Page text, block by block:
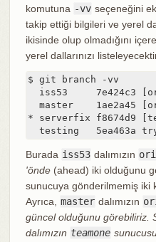
komutuna -vv seçeneğini
takip ettiği bilgileri ve yerel
ikisinde olup olmadığını
yerel dallarınızı
$ git branch -vv
iss53     7e424c3
master    1ae2a45
* serverfix f8674d9
testing   5ea463a
Burada iss53 dalımızın
'önde(ahead) iki olduğunu
sunucuya gönderilmemiş iki
Ayrıca, master dalımızın
güncel olduğunu görebiliriz.
dalımızın teamone